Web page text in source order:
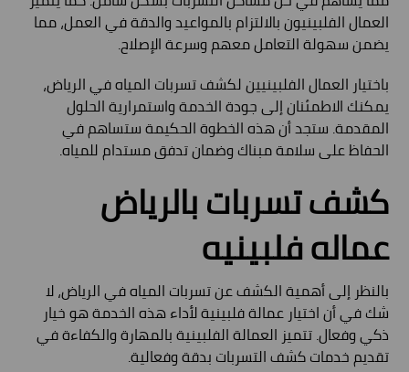
العمال الفلبينيون بالالتزام بالمواعيد والدقة في العمل، مما
يضمن سهولة التعامل معهم وسرعة الإصلاح.
باختيار العمال الفلبينيين لكشف تسربات المياه في الرياض،
يمكنك الاطمئنان إلى جودة الخدمة واستمرارية الحلول
المقدمة. ستجد أن هذه الخطوة الحكيمة ستساهم في
الحفاظ على سلامة مبناك وضمان تدفق مستدام للمياه.
كشف تسربات بالرياض
عماله فلبينيه
بالنظر إلى أهمية الكشف عن تسربات المياه في الرياض، لا
شك في أن اختيار عمالة فلبينية لأداء هذه الخدمة هو خيار
ذكي وفعال. تتميز العمالة الفلبينية بالمهارة والكفاءة في
تقديم خدمات كشف التسربات بدقة وفعالية.